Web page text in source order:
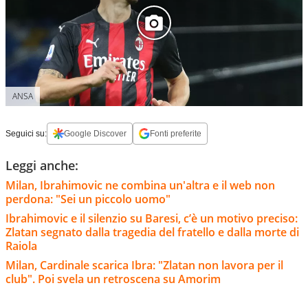
ANSA
Seguici su: Google Discover Fonti preferite
Leggi anche:
Milan, Ibrahimovic ne combina un'altra e il web non
perdona: "Sei un piccolo uomo"
Ibrahimovic e il silenzio su Baresi, c’è un motivo preciso:
Zlatan segnato dalla tragedia del fratello e dalla morte di
Raiola
Milan, Cardinale scarica Ibra: "Zlatan non lavora per il
club". Poi svela un retroscena su Amorim